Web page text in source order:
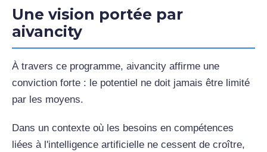
Une vision portée par
aivancity
À travers ce programme, aivancity affirme une
conviction forte : le potentiel ne doit jamais être limité
par les moyens.
Dans un contexte où les besoins en compétences
liées à l'intelligence artificielle ne cessent de croître,